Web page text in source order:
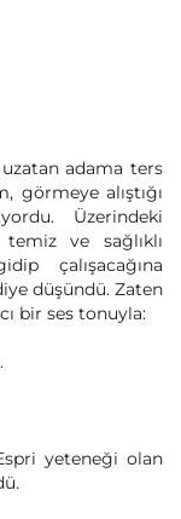
adama ters
görmeye alıştığı
Üzerindeki
ve sağlıklı
çalışacağına
düşündü. Zaten
bir ses tonuyla:
yeteneği olan